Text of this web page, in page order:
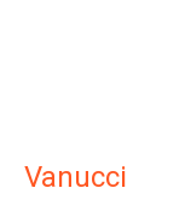
Vanucci